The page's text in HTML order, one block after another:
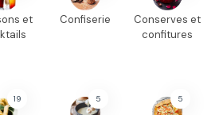
et
Confiserie
Conserves et
confitures
19 5 5